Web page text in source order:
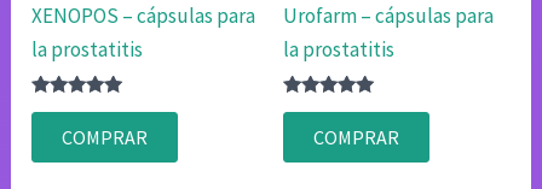
XENOPOS – cápsulas para
la prostatitis
Valorado
4.83
de 5
COMPRAR
Urofarm – cápsulas para
la prostatitis
Valorado
4.80
de 5
COMPRAR